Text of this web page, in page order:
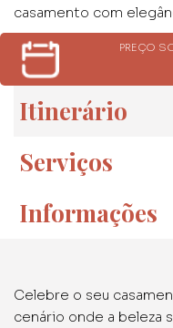
casamento com
PREÇO
Itinerário
Serviços
Informações
Celebre o seu
cenário onde a beleza